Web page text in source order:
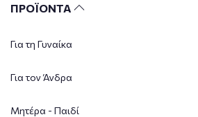
ΠΡΟΪΟΝΤΑ
Για τη Γυναίκα
Για τον Άνδρα
Μητέρα - Παιδί